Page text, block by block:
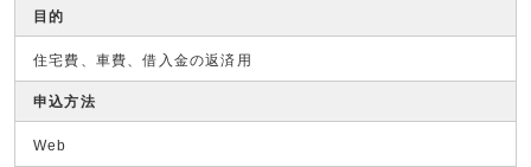
目的
住宅費、車費、借入金の返済用
申込方法
Web